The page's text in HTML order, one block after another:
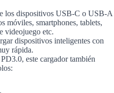
los dispositivos USB-C o USB-A
móviles, smartphones, tablets,
videojuego etc.
dispositivos inteligentes con
rápida.
este cargador también